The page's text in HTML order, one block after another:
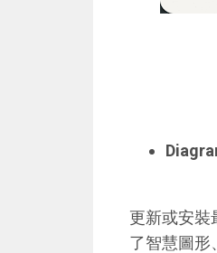
更新或安裝
了智慧圖形